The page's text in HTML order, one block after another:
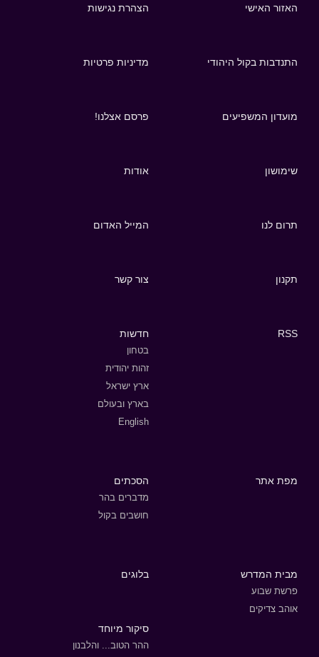
האזור האישי הצהרת נגישות
התנדבות בקול היהודי מדיניות פרטיות
מועדון המשפיעים פרסם אצלנו!
שימושון אודות
תרום לנו המייל האדום
תקנון צור קשר
RSS חדשות
בטחון
זהות יהודית
ארץ ישראל
בארץ ובעולם
English
מפת אתר הסכתים
מדברים בהר
חושבים בקול
מבית המדרש
פרשת שבוע
אוהב צדיקים
בלוגים
סיקור מיוחד
ההר הטוב... והלבנון